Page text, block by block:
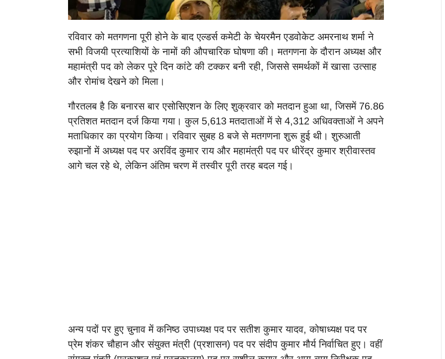
रविवार को मतगणना पूरी होने के बाद एल्डर्स कमेटी के चेयरमैन एडवोकेट अमरनाथ शर्मा ने
सभी विजयी प्रत्याशियों के नामों की औपचारिक घोषणा की। मतगणना के दौरान अध्यक्ष और
महामंत्री पद को लेकर पूरे दिन कांटे की टक्कर बनी रही, जिससे समर्थकों में खासा उत्साह
और रोमांच देखने को मिला।
गौरतलब है कि बनारस बार एसोसिएशन के लिए शुक्रवार को मतदान हुआ था, जिसमें 76.86
प्रतिशत मतदान दर्ज किया गया। कुल 5,613 मतदाताओं में से 4,312 अधिवक्ताओं ने अपने
मताधिकार का प्रयोग किया। रविवार सुबह 8 बजे से मतगणना शुरू हुई थी। शुरुआती
रुझानों में अध्यक्ष पद पर अरविंद कुमार राय और महामंत्री पद पर धीरेंद्र कुमार श्रीवास्तव
आगे चल रहे थे, लेकिन अंतिम चरण में तस्वीर पूरी तरह बदल गई।
अन्य पदों पर हुए चुनाव में कनिष्ठ उपाध्यक्ष पद पर सतीश कुमार यादव, कोषाध्यक्ष पद पर
प्रेम शंकर चौहान और संयुक्त मंत्री (प्रशासन) पद पर संदीप कुमार मौर्य निर्वाचित हुए। वहीं